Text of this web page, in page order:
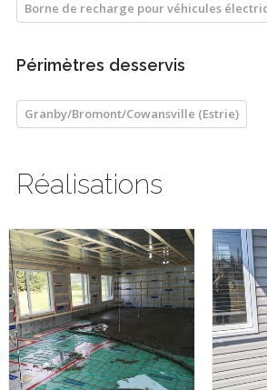
Borne de recharge pour véhicules
Périmètres desservis
Granby/Bromont/Cowansville (Estrie)
Réalisations